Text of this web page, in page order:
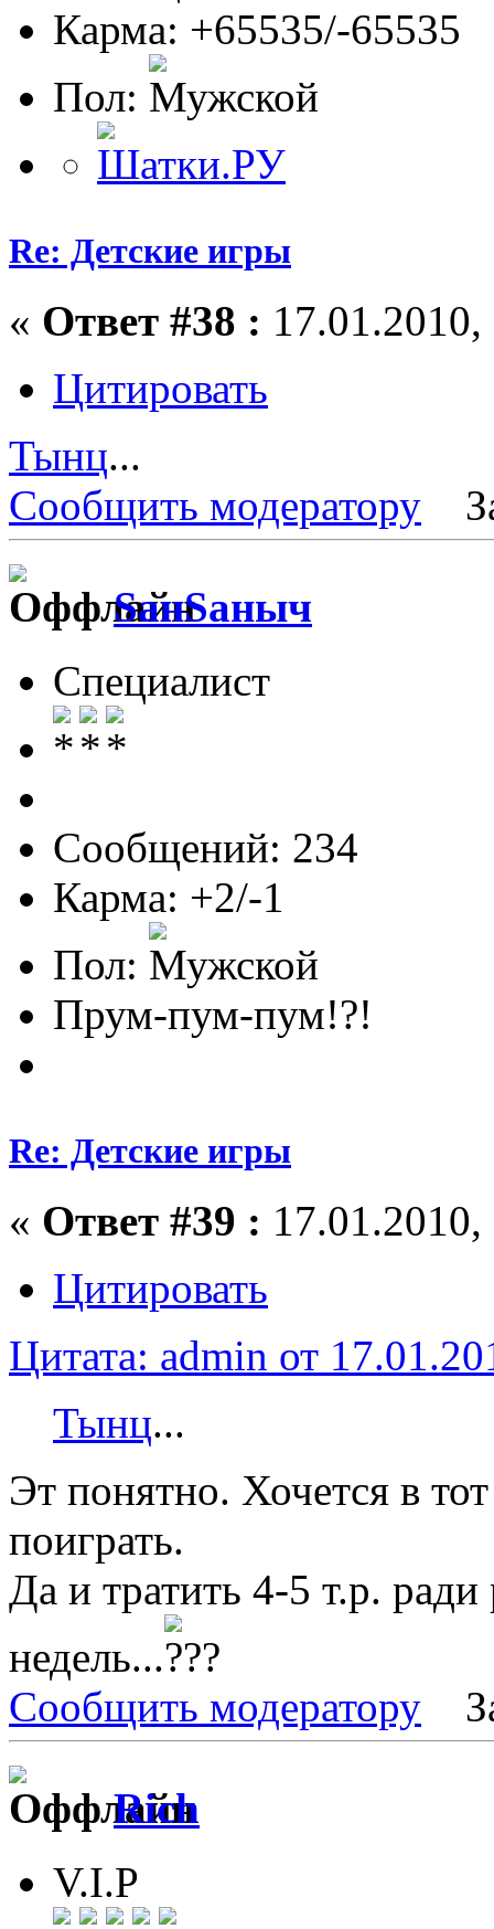
Карма: +65535/-65535
Пол:
Re: Детские игры
« Ответ #38 :
Цитировать
Тынц...
Сообщить модератору
SанSаныч
Специалист
Сообщений: 234
Карма: +2/-1
Пол:
Прум-пум-пум!?!
Re: Детские игры
« Ответ #39 :
Цитировать
Цитата: admin от
Тынц...
Эт понятно. Хочется в
поиграть.
Да и тратить 4-5 т.р. ради
недель...
Сообщить модератору
Rich
V.I.P